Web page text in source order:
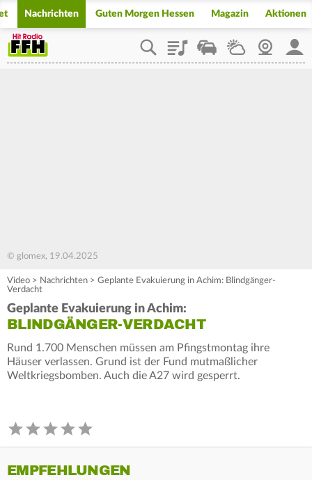
Nachrichten Guten Morgen Hessen Magazin Aktionen
PlaylistStaupilotWetterWebcam
© glomex, 19.04.2025
Video > Nachrichten > Geplante Evakuierung in Achim: Blindgänger-
Verdacht
Geplante Evakuierung in Achim:
BLINDGÄNGER-VERDACHT
Rund 1.700 Menschen müssen am Pfingstmontag ihre
Häuser verlassen. Grund ist der Fund mutmaßlicher
Weltkriegsbomben. Auch die A27 wird gesperrt.
EMPFEHLUNGEN